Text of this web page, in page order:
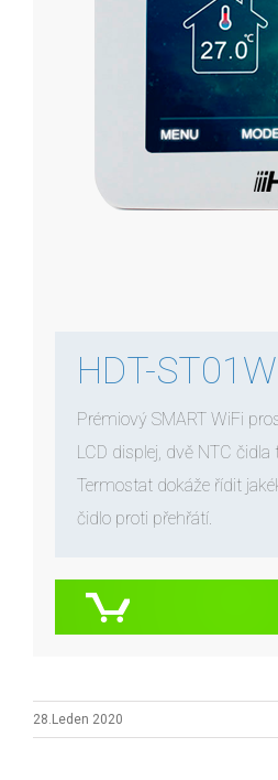
HDT-ST01W
Prémiový SMART WiFi
LCD displej, dvě NTC
Termostat dokáže řídit
čidlo proti přehřátí.
28.Leden 2020